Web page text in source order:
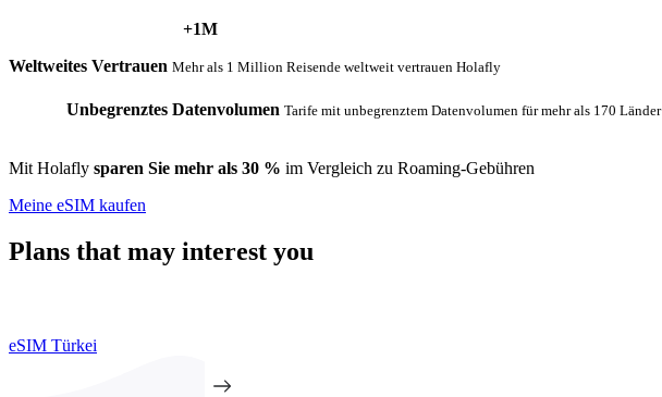
+1M
Weltweites Vertrauen Mehr als 1 Million Reisende weltweit vertrauen Holafly
Unbegrenztes Datenvolumen Tarife mit unbegrenztem Datenvolumen für mehr als 170 Länder
Mit Holafly sparen Sie mehr als 30 % im Vergleich zu Roaming-Gebühren
Meine eSIM kaufen
Plans that may interest you
eSIM Türkei